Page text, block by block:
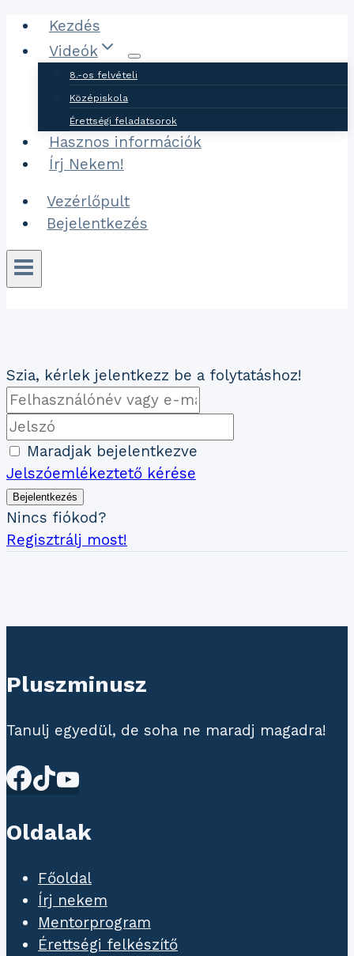
Ugrás
tartalomhoz
Kezdés
Videók
8.-os felvételi
Középiskola
Érettségi feladatsorok
Hasznos információk
Írj Nekem!
Vezérlőpult
Bejelentkezés
Szia, kérlek jelentkezz be a folytatáshoz!
Maradjak bejelentkezve
Jelszóemlékeztető kérése
Bejelentkezés
Nincs fiókod?
Regisztrálj most!
Pluszminusz
Tanulj egyedül, de soha ne maradj magadra!
Oldalak
Főoldal
Írj nekem
Mentorprogram
Érettségi felkészítő